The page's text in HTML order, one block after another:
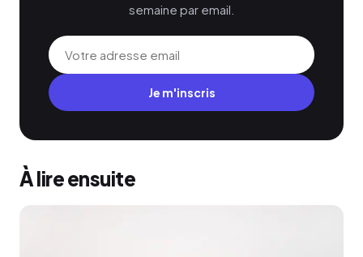
semaine par email.
Je m'inscris
À lire ensuite